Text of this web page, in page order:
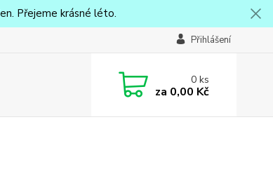
Přejeme krásné léto.
Přihlášení
0ks
za 0,00 Kč